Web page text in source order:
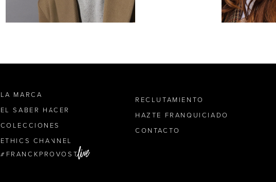
LA MARCA
EL SABER HACER
COLECCIONES
ETHICS CHANNEL
FRANCKPROVOST
RECLUTAMIENTO
HAZTE FRANQUICIADO
CONTACTO